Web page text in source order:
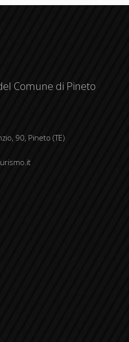
Comune di Pineto
90, Pineto (TE)